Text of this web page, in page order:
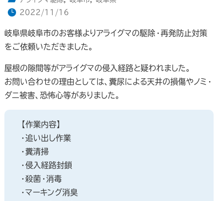
2022/11/16
岐阜県岐阜市のお客様よりアライグマの駆除・再発防止対策
をご依頼いただきました。
屋根の隙間等がアライグマの侵入経路と疑われました。
お問い合わせの理由としては、糞尿による天井の損傷やノミ・
ダニ被害、恐怖心等がありました。
【作業内容】
・追い出し作業
・糞清掃
・侵入経路封鎖
・殺菌・消毒
・マーキング消臭